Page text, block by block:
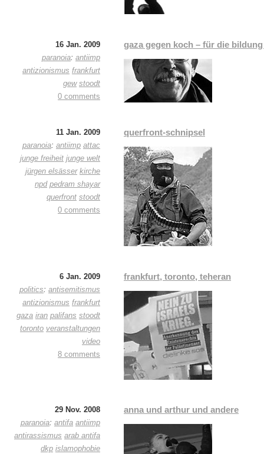
16 Jan. 2009
paranoia: antiimp
antizionismus frankfurt
gew stoodt
0 comments
gaza gegen koch – für die
11 Jan. 2009
paranoia: antiimp attac
junge freiheit junge welt
jürgen elsässer kirche
npd pedram shayar
querfront stoodt
0 comments
querfront-schnipsel
6 Jan. 2009
politics: antisemitismus
antizionismus frankfurt
gaza iran palifans stoodt
toronto veranstaltungen
video
8 comments
frankfurt, toronto, teheran
29 Nov. 2008
paranoia: antifa antiimp
antirassismus arab antifa
dkp islamophobie
anna und arthur und andere